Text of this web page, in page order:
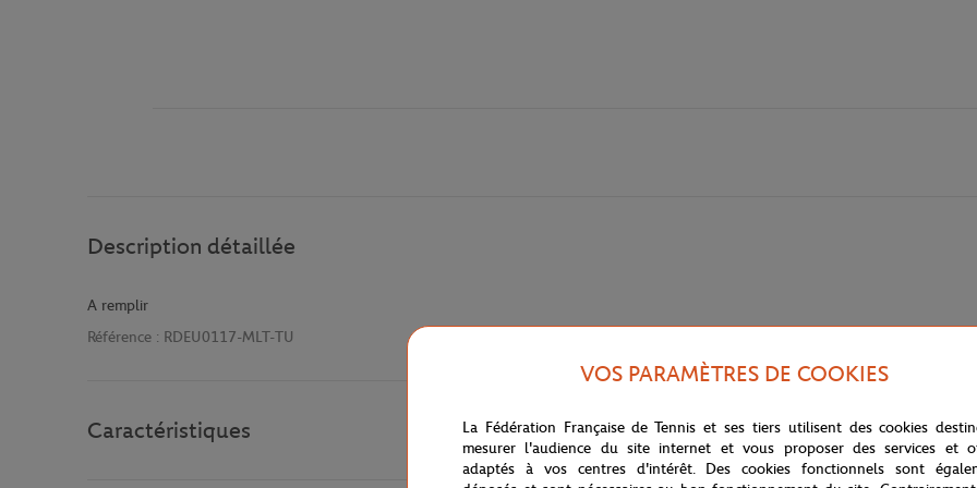
Description détaillée
A remplir
Référence : RDEU0117-MLT-TU
Caractéristiques
VOS PARAMÈTRES DE COOKIES
La Fédération Française de Tennis et ses tiers utilisent des cookies
mesurer l'audience du site internet et vous proposer des services et
adaptés à vos centres d'intérêt. Des cookies fonctionnels sont